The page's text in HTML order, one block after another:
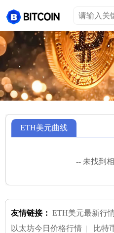
ETH美元曲线
-- 未找到
友情链接： ETH美元最新行
以太坊今日价格行情 | 比特